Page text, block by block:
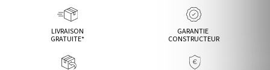
LIVRAISON
GRATUITE*
GARANTIE
CONSTRUCTEUR